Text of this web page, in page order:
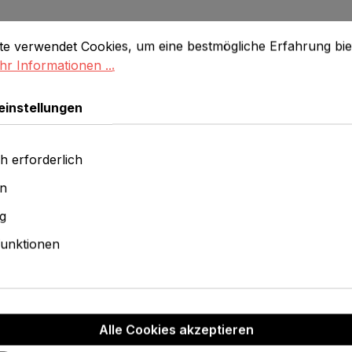
mit
Verkaufspreis:
€ 94,95 Regulärer Preis: €
Cookies, um eine bestmögliche Erfahrung
verwendet Cookies, um eine bestmögliche Erfahrung
Informationen ...
erforderlich
Alle Cookies akzeptieren